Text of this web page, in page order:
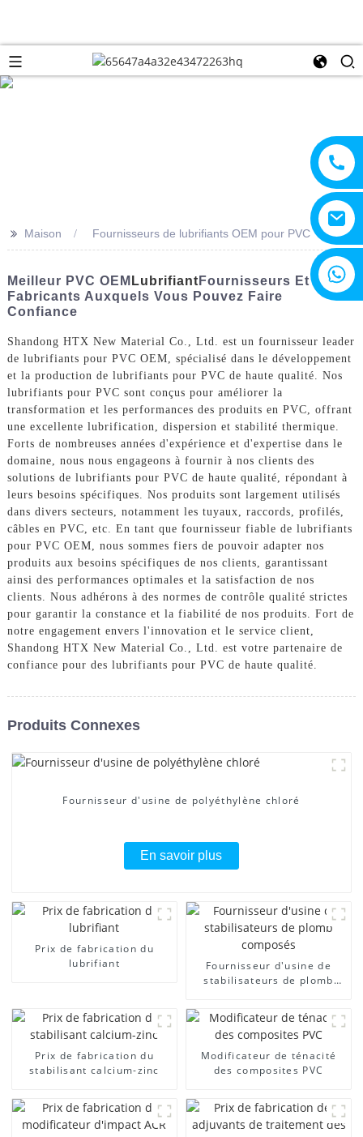
>> Maison Fournisseurs de lubrifiants OEM pour PVC
Meilleur PVC OEM Lubrifiant Fournisseurs Et
Fabricants Auxquels Vous Pouvez Faire
Confiance
Shandong HTX New Material Co., Ltd. est un fournisseur leader
de lubrifiants pour PVC OEM, spécialisé dans le développement
et la production de lubrifiants pour PVC de haute qualité. Nos
lubrifiants pour PVC sont conçus pour améliorer la
transformation et les performances des produits en PVC, offrant
une excellente lubrification, dispersion et stabilité thermique.
Forts de nombreuses années d'expérience et d'expertise dans le
domaine, nous nous engageons à fournir à nos clients des
solutions de lubrifiants pour PVC de haute qualité, répondant à
leurs besoins spécifiques. Nos produits sont largement utilisés
dans divers secteurs, notamment les tuyaux, raccords, profilés,
câbles en PVC, etc. En tant que fournisseur fiable de lubrifiants
pour PVC OEM, nous sommes fiers de pouvoir adapter nos
produits aux besoins spécifiques de nos clients, garantissant
ainsi des performances optimales et la satisfaction de nos
clients. Nous adhérons à des normes de contrôle qualité strictes
pour garantir la constance et la fiabilité de nos produits. Fort de
notre engagement envers l'innovation et le service client,
Shandong HTX New Material Co., Ltd. est votre partenaire de
confiance pour des lubrifiants pour PVC de haute qualité.
Produits Connexes
Fournisseur d'usine de polyéthylène chloré
En savoir plus
Prix ​​de fabrication du
lubrifiant
Fournisseur d'usine de
stabilisateurs de plomb
Prix ​​de fabrication du
stabilisant calcium-zinc
Modificateur de ténacité
des composites PVC